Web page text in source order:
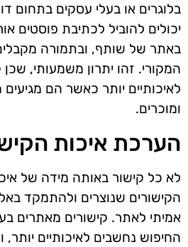
בלוגרים או בעלי עסקים בתחום
יכולים להוביל לכתיבת פוסטים
באתר של שותף, ובתמורה
המקורי. זהו יתרון משמעותי,
לאיכותיים יותר כאשר הם
ומוכרים.
הערכת איכות
לא כל קישור באותה מידה של
הקישורים שנוצרים ולהתמקד
אמיתי לאתר. קישורים מאתרים
החיפוש נחשבים לאיכותיים יותר,